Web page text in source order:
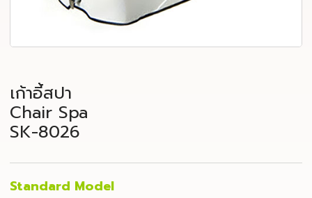
เก้าอี้สปา
Chair Spa
SK-8026
Standard Model